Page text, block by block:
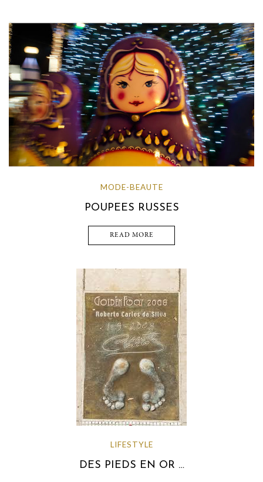
MODE-BEAUTE
POUPEES RUSSES
READ MORE
LIFESTYLE
DES PIEDS EN OR …